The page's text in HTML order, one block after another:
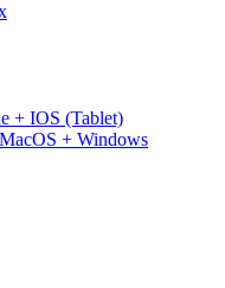
+ IOS (Tablet)
+ Windows